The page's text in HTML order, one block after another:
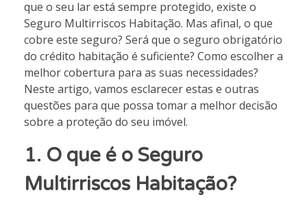
que o seu lar está sempre protegido, existe o
Seguro Multirriscos Habitação. Mas afinal, o que
cobre este seguro? Será que o seguro obrigatório
do crédito habitação é suficiente? Como escolher a
melhor cobertura para as suas necessidades?
Neste artigo, vamos esclarecer estas e outras
questões para que possa tomar a melhor decisão
sobre a proteção do seu imóvel.
1. O que é o Seguro
Multirriscos Habitação?